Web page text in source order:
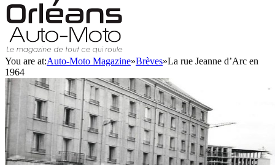
You are at:Auto-Moto Magazine»Brèves»La rue Jeanne d’Arc en
1964